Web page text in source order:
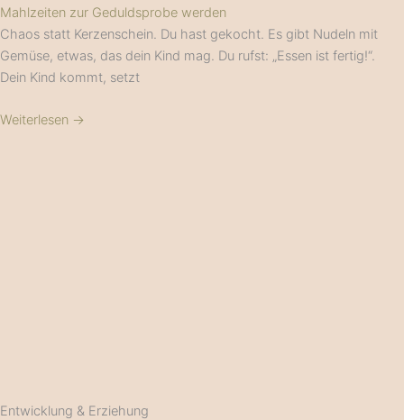
Mahlzeiten zur Geduldsprobe werden
Chaos statt Kerzenschein. Du hast gekocht. Es gibt Nudeln mit
Gemüse, etwas, das dein Kind mag. Du rufst: „Essen ist fertig!“.
Dein Kind kommt, setzt
Weiterlesen →
Entwicklung & Erziehung